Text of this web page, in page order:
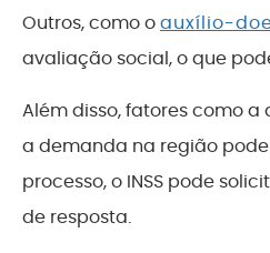
Outros, como oauxílio-
avaliação social, o que
Além disso, fatores como
a demanda na região
processo, o INSS pode
de resposta.